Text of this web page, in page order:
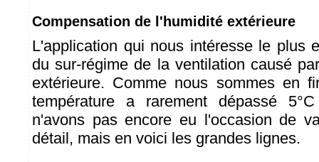
Compensation de l'humidité extérieure
L'application qui nous intéresse le plus
du sur-régime de la ventilation causé
extérieure. Comme nous sommes en
température a rarement dépassé
n'avons pas encore eu l'occasion de
détail, mais en voici les grandes lignes.